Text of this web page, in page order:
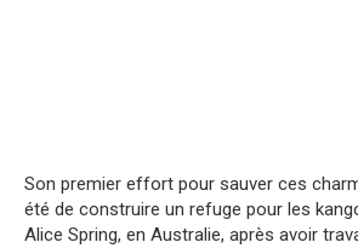
Son premier effort pour sauver ces
été de construire un refuge pour les
Alice Spring, en Australie, après avoir